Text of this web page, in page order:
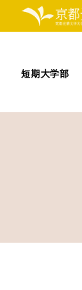
短期大学部